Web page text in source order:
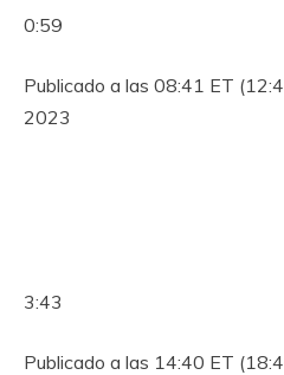
0:59
Publicado a las 08:41 ET
2023
3:43
Publicado a las 14:40 ET